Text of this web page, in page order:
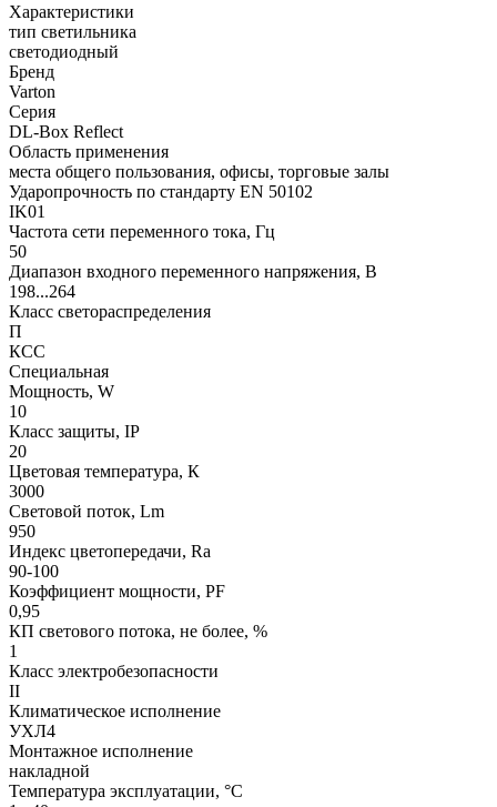
Характеристики
тип светильника
светодиодный
Бренд
Varton
Серия
DL-Box Reflect
Область применения
места общего пользования, офисы, торговые залы
Ударопрочность по стандарту EN 50102
IK01
Частота сети переменного тока, Гц
50
Диапазон входного переменного напряжения, В
198...264
Класс светораспределения
П
КСС
Специальная
Мощность, W
10
Класс защиты, IP
20
Цветовая температура, К
3000
Световой поток, Lm
950
Индекс цветопередачи, Ra
90-100
Коэффициент мощности, PF
0,95
КП светового потока, не более, %
1
Класс электробезопасности
II
Климатическое исполнение
УХЛ4
Монтажное исполнение
накладной
Температура эксплуатации, °С